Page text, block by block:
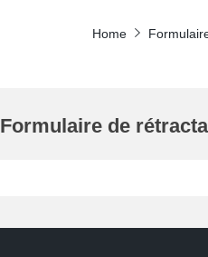
Home
Formulaire de